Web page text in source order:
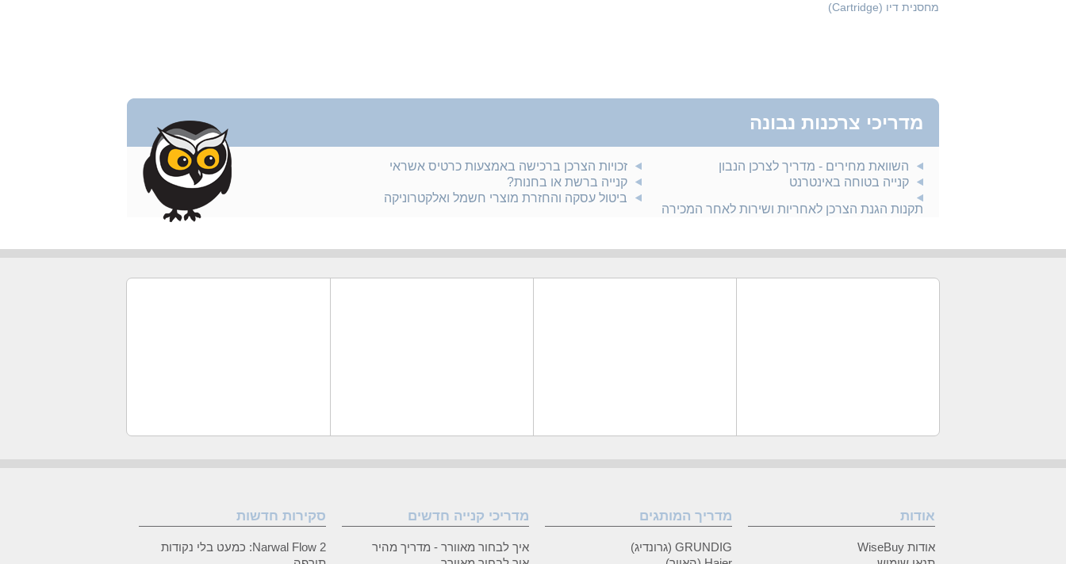
מחסנית דיו (Cartridge)
מדריכי צרכנות נבונה
השוואת מחירים - מדריך לצרכן הנבון
קנייה בטוחה באינטרנט
תקנות הגנת הצרכן לאחריות ושירות לאחר המכירה
זכויות הצרכן ברכישה באמצעות כרטיס אשראי
קנייה ברשת או בחנות?
ביטול עסקה והחזרת מוצרי חשמל ואלקטרוניקה
אודות
אודות WiseBuy
מדריך המותגים
GRUNDIG (גרונדיג)
מדריכי קנייה חדשים
איך לבחור מאוורר - מדריך מהיר
סקירות חדשות
Narwal Flow 2: כמעט בלי נקודות